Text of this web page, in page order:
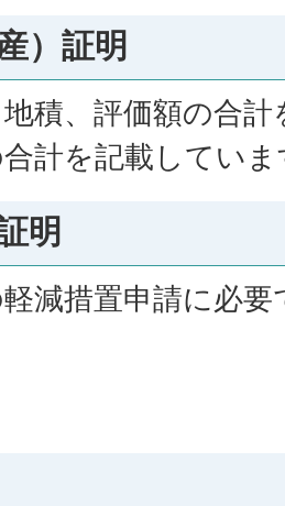
）証明
積、評価額の合
計を記載していま
明
減措置申請に必要